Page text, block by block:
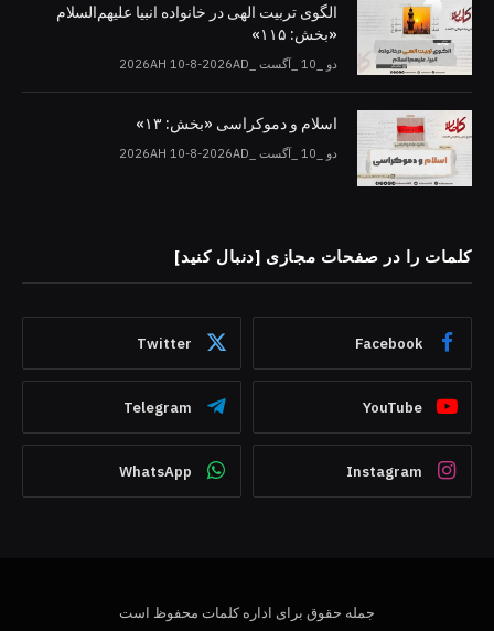
الگوی تربیت الهی در خانواده انبیا‌‌ علیهم‌السلام
«بخش: ۱۱۵»
دو _10 _آگست _2026AH 10-8-2026AD
اسلام و دموکراسی «بخش: ۱۳»
دو _10 _آگست _2026AH 10-8-2026AD
کلمات را در صفحات مجازی [دنبال کنید]
Facebook
Twitter
YouTube
Telegram
Instagram
WhatsApp
جمله حقوق برای اداره کلمات محفوظ است